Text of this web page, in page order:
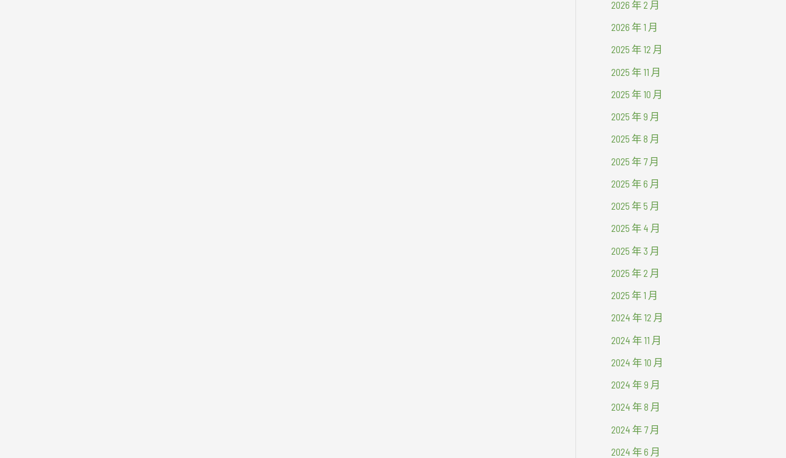
2026 年 2 月
2026 年 1 月
2025 年 12 月
2025 年 11 月
2025 年 10 月
2025 年 9 月
2025 年 8 月
2025 年 7 月
2025 年 6 月
2025 年 5 月
2025 年 4 月
2025 年 3 月
2025 年 2 月
2025 年 1 月
2024 年 12 月
2024 年 11 月
2024 年 10 月
2024 年 9 月
2024 年 8 月
2024 年 7 月
2024 年 6 月